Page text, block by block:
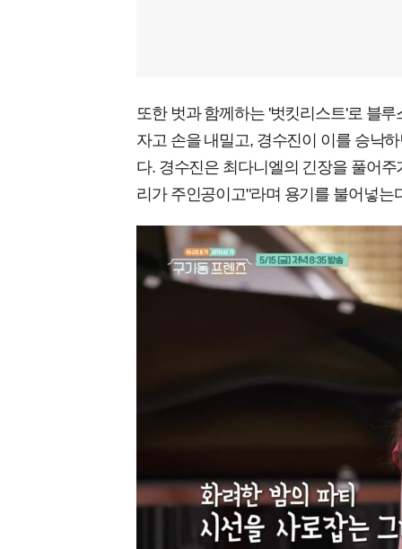
또한 벗과 함께하는 '벗킷리스트'로 블
자고 손을 내밀고, 경수진이 이를 승낙
다. 경수진은 최다니엘의 긴장을 풀어
리가 주인공이고"라며 용기를 불어넣는